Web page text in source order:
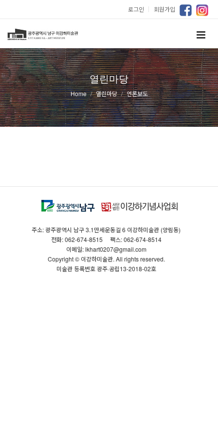
로그인 ｜ 회원가입
열린마당
Home 열린마당 언론보도
주소: 광주광역시 남구 3.1만세운동길 6 이강하미술관 (양림동)
전화: 062-674-8515
팩스: 062-674-8514
이메일: lkhart0207@gmail.com
Copyright © 이강하미술관. All rights reserved.
미술관 등록번호 광주·공립13-2018-02호